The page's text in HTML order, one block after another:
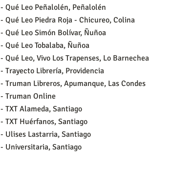
- Qué Leo Peñalolén, Peñalolén
- Qué Leo Piedra Roja - Chicureo, Colina
- Qué Leo Simón Bolívar, Ñuñoa
- Qué Leo Tobalaba, Ñuñoa
- Qué Leo, Vivo Los Trapenses, Lo Barnechea
- Trayecto Librería, Providencia
- Truman Libreros, Apumanque, Las Condes
- Truman Online
- TXT Alameda, Santiago
- TXT Huérfanos, Santiago
- Ulises Lastarria, Santiago
- Universitaria, Santiago